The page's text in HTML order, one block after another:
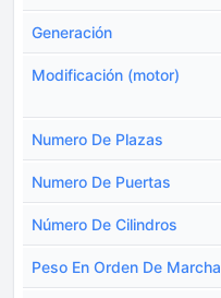
Generación
Modificación (motor)
Numero De Plazas
Numero De Puertas
Número De Cilindros
Peso En Orden De Marcha